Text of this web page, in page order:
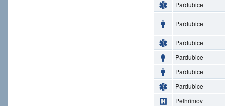
Pardubice
Pardubice
Pardubice
Pardubice
Pardubice
Pardubice
Pelhřimov